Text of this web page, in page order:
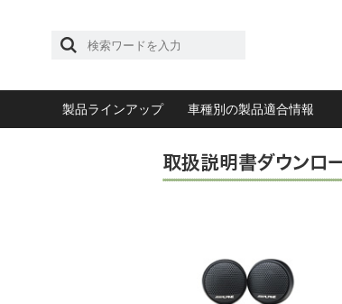
製品ラインアップ 車種別の製品適合情報